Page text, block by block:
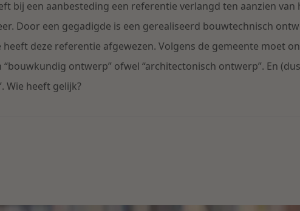
bij een aanbesteding een referentie verlangd ten aanzien van
Door een gegadigde is een gerealiseerd bouwtechnisch
deze referentie afgewezen. Volgens de gemeente moet
ontwerp” ofwel “architectonisch ontwerp”. En
Wie heeft gelijk?